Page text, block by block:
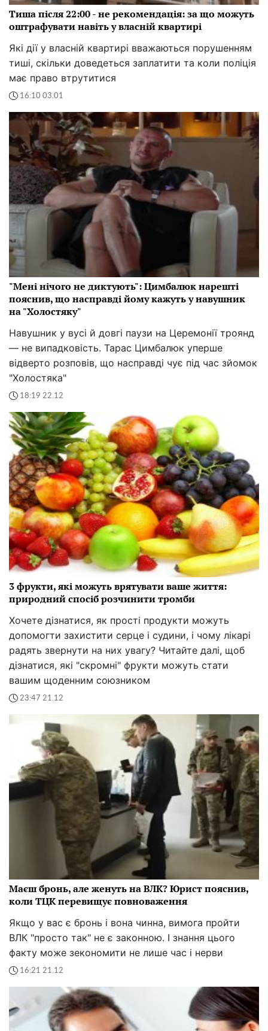
Тиша після 22:00 - не рекомендація: за що можуть
оштрафувати навіть у власній квартирі
Які дії у власній квартирі вважаються порушенням
тиші, скільки доведеться заплатити та коли поліція
має право втрутитися
16:10 03.01
"Мені нічого не диктують": Цимбалюк нарешті
пояснив, що насправді йому кажуть у навушник
на "Холостяку"
Навушник у вусі й довгі паузи на Церемонії троянд
— не випадковість. Тарас Цимбалюк уперше
відверто розповів, що насправді чує під час зйомок
"Холостяка"
18:19 22.12
3 фрукти, які можуть врятувати ваше життя:
природний спосіб розчинити тромби
Хочете дізнатися, як прості продукти можуть
допомогти захистити серце і судини, і чому лікарі
радять звернути на них увагу? Читайте далі, щоб
дізнатися, які "скромні" фрукти можуть стати
вашим щоденним союзником
23:47 21.12
Маєш бронь, але женуть на ВЛК? Юрист пояснив,
коли ТЦК перевищує повноваження
Якщо у вас є бронь і вона чинна, вимога пройти
ВЛК "просто так" не є законною. І знання цього
факту може зекономити не лише час і нерви
16:21 21.12